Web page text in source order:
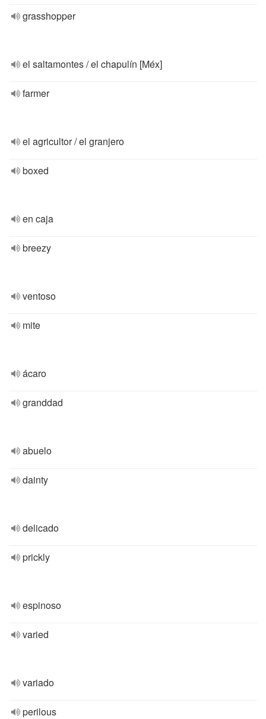
grasshopper
el saltamontes / el chapulín [Méx]
farmer
el agricultor / el granjero
boxed
en caja
breezy
ventoso
mite
ácaro
granddad
abuelo
dainty
delicado
prickly
espinoso
varied
variado
perilous